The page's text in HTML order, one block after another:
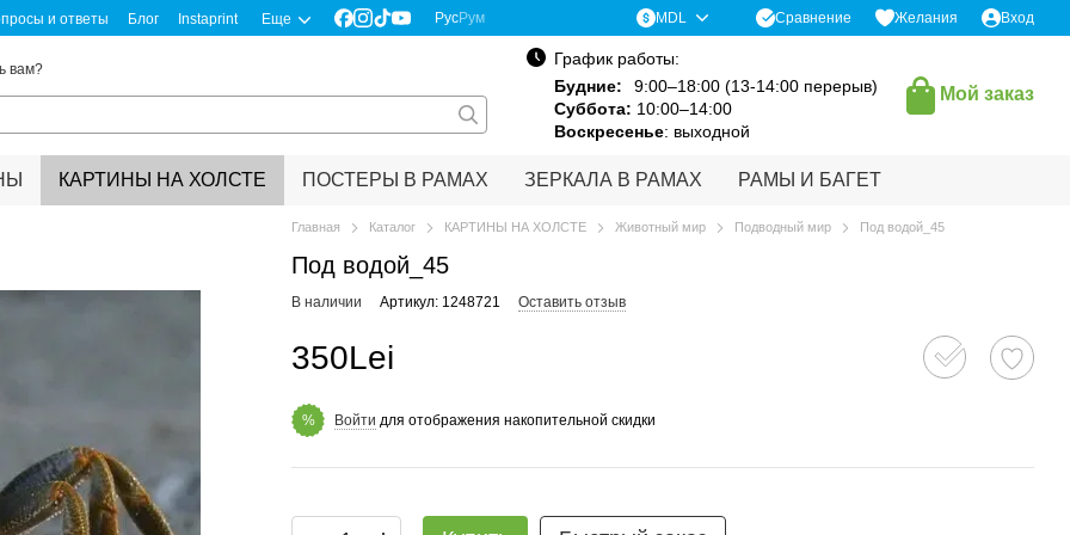
и ответы Блог Instaprint Еще РусРум MDL Сравнение Желания Вход
вам?
График работы:
Будние:
9:00–18:00 (13-14:00 перерыв)
Суббота: 10:00–14:00
Воскресенье: выходной
Мой заказ
КАРТИНЫ НА ХОЛСТЕ ПОСТЕРЫ В РАМАХ ЗЕРКАЛА В РАМАХ РАМЫ И БАГЕТ
Главная Каталог КАРТИНЫ НА ХОЛСТЕ Животный мир Подводный мир Под водой_45
Под водой_45
В наличии Артикул: 1248721 Оставить отзыв
350Lei
% Войти для отображения накопительной скидки